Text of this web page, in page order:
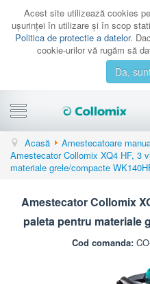
Acest site utilizează cookies
uşurinţei în utilizare şi în scop
Politica de protectie a datelor.
cookie-urilor vă rugăm să
Da,
CATEGORII
PROMOTII
SERVICE
CONTACT
AUTENTIFICARE
Acasă
Amestecatoare
Amestecator Collomix XQ4 HF, 3
materiale grele/compacte
Amestecator Collomix
paleta pentru materiale
Cod comanda: